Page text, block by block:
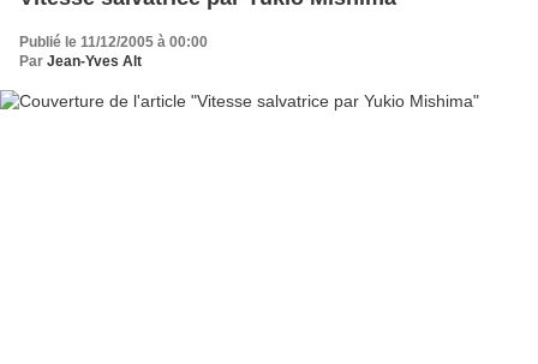
Publié le 11/12/2005 à 00:00
Par Jean-Yves Alt